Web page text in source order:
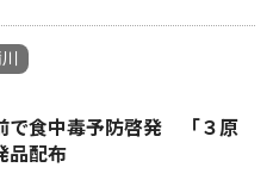
食中毒予防啓発 「３原
品配布